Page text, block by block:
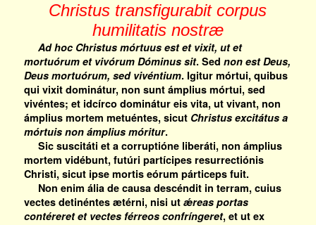
Christus transfigurabit corpus
humilitatis nostræ
Ad hoc Christus mórtuus est et vixit, ut et
mortuórum et vivórum Dóminus sit. Sed non est Deus,
Deus mortuórum, sed vivéntium. Igitur mórtui, quibus
qui vixit dominátur, non sunt ámplius mórtui, sed
vivéntes; et idcírco dominátur eis vita, ut vivant, non
ámplius mortem metuéntes, sicut Christus excitátus a
mórtuis non ámplius móritur.
Sic suscitáti et a corruptióne liberáti, non ámplius
mortem vidébunt, futúri partícipes resurrectiónis
Christi, sicut ipse mortis eórum párticeps fuit.
Non enim ália de causa descéndit in terram, cuius
vectes detinéntes ætérni, nisi ut ǽreas portas
contéreret et vectes férreos confríngeret, et ut ex